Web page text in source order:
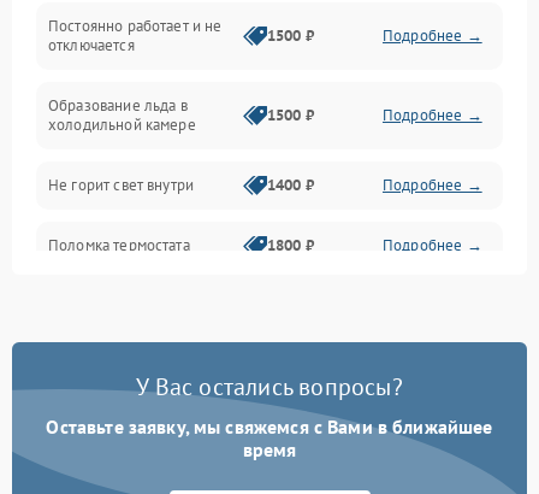
Постоянно работает и не
отключается
1500 ₽ Подробнее →
Образование льда в
холодильной камере
1500 ₽ Подробнее →
Не горит свет внутри 1400 ₽ Подробнее →
Поломка термостата 1800 ₽ Подробнее →
Образование конденсата
1800 ₽ Подробнее →
У Вас остались вопросы?
Оставьте заявку, мы свяжемся с Вами в ближайшее
время